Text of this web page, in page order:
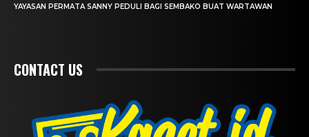
YAYASAN PERMATA SANNY PEDULI BAGI SEMBAKO BUAT WARTAWAN
CONTACT US